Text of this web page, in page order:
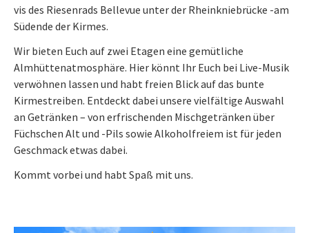
vis des Riesenrads Bellevue unter der Rheinkniebrücke -am
Südende der Kirmes.
Wir bieten Euch auf zwei Etagen eine gemütliche
Almhüttenatmosphäre. Hier könnt Ihr Euch bei Live-Musik
verwöhnen lassen und habt freien Blick auf das bunte
Kirmestreiben. Entdeckt dabei unsere vielfältige Auswahl
an Getränken – von erfrischenden Mischgetränken über
Füchschen Alt und -Pils sowie Alkoholfreiem ist für jeden
Geschmack etwas dabei.
Kommt vorbei und habt Spaß mit uns.